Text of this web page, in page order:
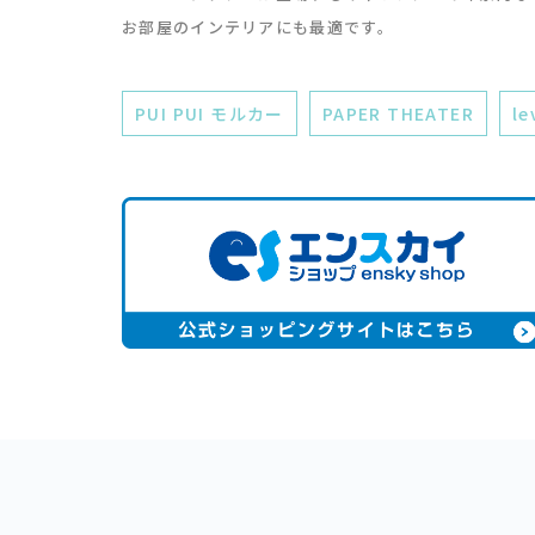
お部屋のインテリアにも最適です。
PUI PUI モルカー PAPER THEATER